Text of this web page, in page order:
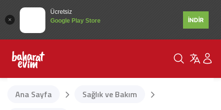
Ücretsiz
Google Play Store
İNDİR
Ana Sayfa
Sağlık ve Bakım